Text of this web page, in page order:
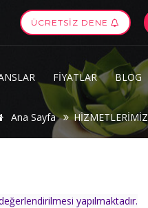
ÜCRETSİZ DENE
FİYATLAR BLOG
Ana Sayfa HİZMETLERİMİZ
yapılmaktadır.